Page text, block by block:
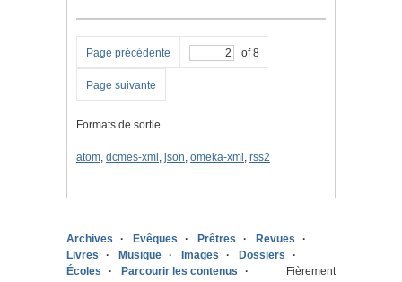
Page précédente of 8
Page suivante
Formats de sortie
atom, dcmes-xml , json, omeka-xml , rss2
Archives Evêques Prêtres
Revues
Livres
Musique Images
Dossiers
Écoles
Parcourir les contenus
Fièrement